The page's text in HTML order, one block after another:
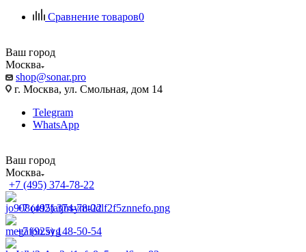
Сравнение товаров0
Ваш город
Москва
shop@sonar.pro
г. Москва, ул. Смольная, дом 14
Telegram
WhatsApp
Ваш город
Москва
+7 (495) 374-78-22
+7 (495) 374-78-22
+7 (925) 148-50-54